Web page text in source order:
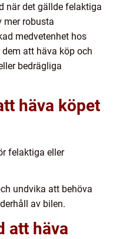
när det gällde felaktiga
mer robusta
medvetenhet hos
att häva köp och
bedrägliga
häva köpet
felaktiga eller
undvika att behöva
av bilen.
att häva